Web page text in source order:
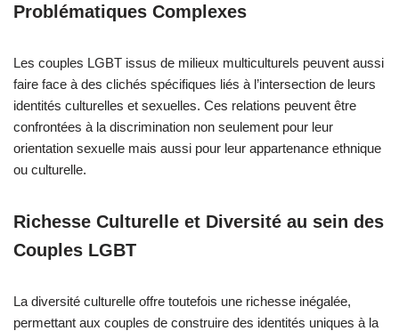
Problématiques Complexes
Les couples LGBT issus de milieux multiculturels peuvent aussi
faire face à des clichés spécifiques liés à l’intersection de leurs
identités culturelles et sexuelles. Ces relations peuvent être
confrontées à la discrimination non seulement pour leur
orientation sexuelle mais aussi pour leur appartenance ethnique
ou culturelle.
Richesse Culturelle et Diversité au sein des
Couples LGBT
La diversité culturelle offre toutefois une richesse inégalée,
permettant aux couples de construire des identités uniques à la